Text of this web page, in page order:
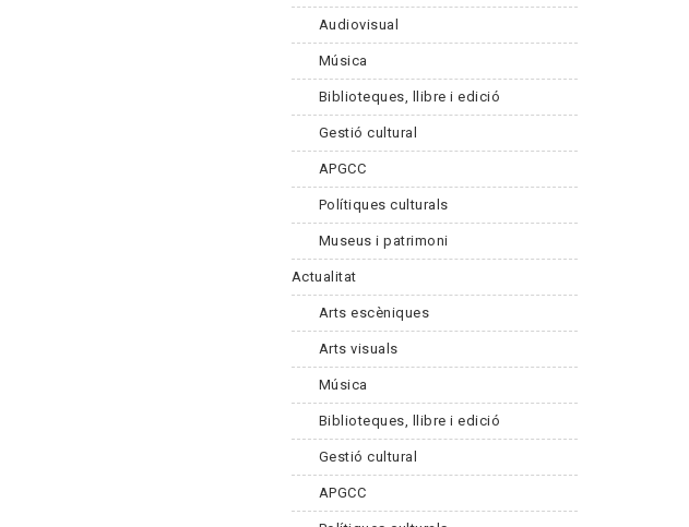
Audiovisual
Música
Biblioteques, llibre i edició
Gestió cultural
APGCC
Polítiques culturals
Museus i patrimoni
Actualitat
Arts escèniques
Arts visuals
Música
Biblioteques, llibre i edició
Gestió cultural
APGCC